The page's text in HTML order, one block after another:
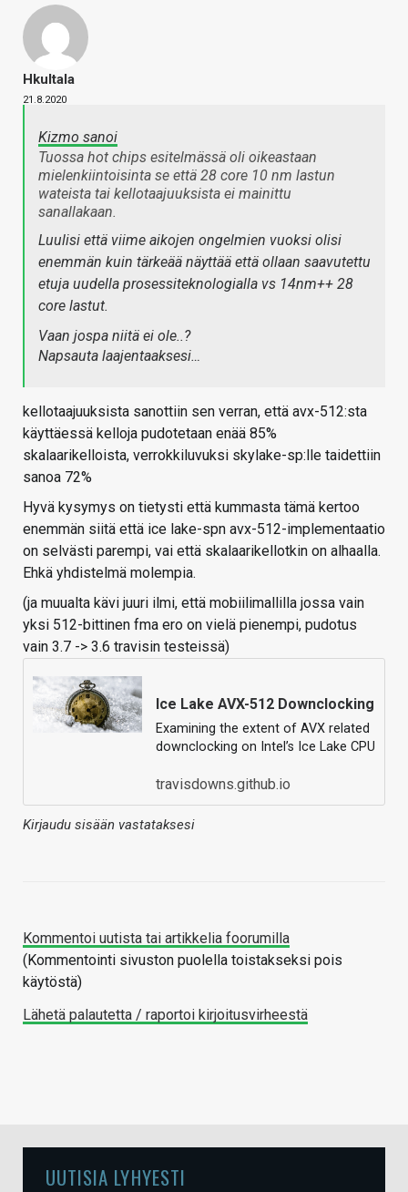
Hkultala
21.8.2020
Kizmo sanoi
Tuossa hot chips esitelmässä oli oikeastaan
mielenkiintoisinta se että 28 core 10 nm lastun
wateista tai kellotaajuuksista ei mainittu
sanallakaan.
Luulisi että viime aikojen ongelmien vuoksi olisi
enemmän kuin tärkeää näyttää että ollaan saavutettu
etuja uudella prosessiteknologialla vs 14nm++ 28
core lastut.
Vaan jospa niitä ei ole..?
Napsauta laajentaaksesi…
kellotaajuuksista sanottiin sen verran, että avx-512:sta
käyttäessä kelloja pudotetaan enää 85%
skalaarikelloista, verrokkiluvuksi skylake-sp:lle taidettiin
sanoa 72%
Hyvä kysymys on tietysti että kummasta tämä kertoo
enemmän siitä että ice lake-spn avx-512-implementaatio
on selvästi parempi, vai että skalaarikellotkin on alhaalla.
Ehkä yhdistelmä molempia.
(ja muualta kävi juuri ilmi, että mobiilimallilla jossa vain
yksi 512-bittinen fma ero on vielä pienempi, pudotus
vain 3.7 -> 3.6 travisin testeissä)
Ice Lake AVX-512 Downclocking
Examining the extent of AVX related
downclocking on Intel’s Ice Lake CPU
travisdowns.github.io
Kirjaudu sisään vastataksesi
Kommentoi uutista tai artikkelia foorumilla
(Kommentointi sivuston puolella toistakseksi pois
käytöstä)
Lähetä palautetta / raportoi kirjoitusvirheestä
UUTISIA LYHYESTI